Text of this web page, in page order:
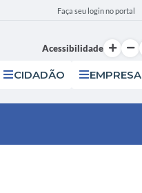
Faça seu login no portal
Acessibilidade
CIDADÃO EMPRESA